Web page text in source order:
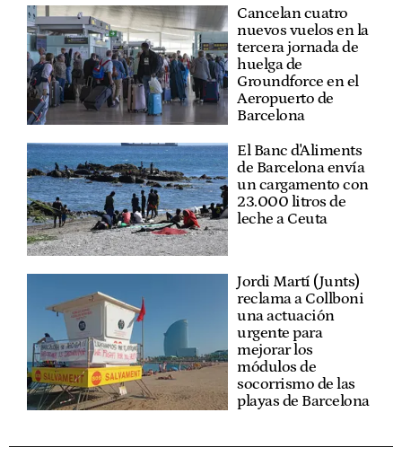
Cancelan cuatro
nuevos vuelos en la
tercera jornada de
huelga de
Groundforce en el
Aeropuerto de
Barcelona
El Banc d'Aliments
de Barcelona envía
un cargamento con
23.000 litros de
leche a Ceuta
Jordi Martí (Junts)
reclama a Collboni
una actuación
urgente para
mejorar los
módulos de
socorrismo de las
playas de Barcelona